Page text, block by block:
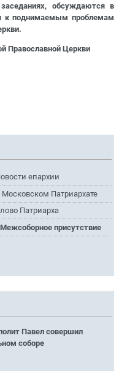
обсуждаются в
к поднимаемым проблемам
Православной Церкви
епархии
Московском Патриархате
Патриарха
Межсоборное присутствие
Павел совершил
соборе